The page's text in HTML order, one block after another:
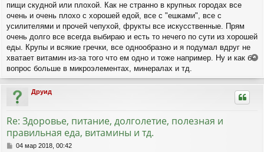
пищи скудной или плохой. Как не странно в крупных городах все
очень и очень плохо с хорошей едой, все с "ешками", все с
усилителями и прочей чепухой, фрукты все искусственные. Прям
очень долго все всегда выбираю и есть то нечего по сути из хорошей
еды. Крупы и всякие гречки, все однообразно и я подумал вдруг не
хватает витамин из-за того что ем одно и тоже например. Ну и как бы
вопрос больше в микроэлементах, минералах и тд.
р
н
Друид
Re: Здоровье, питание, долголетие, полезная и
правильная еда, витамины и тд.
С04 мар 2018, 00:42